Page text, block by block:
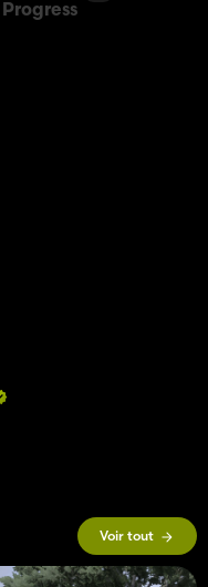
Progress
Voir tout